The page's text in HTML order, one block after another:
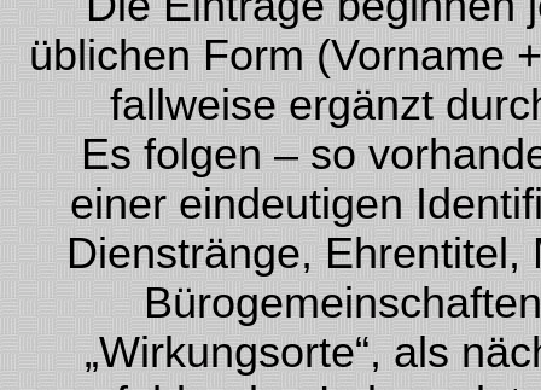
üblichen Form (Vorname
fallweise ergänzt
Es folgen – so
einer eindeutigen
Dienstränge, Ehrentitel,
„Wirkungsorte“, als